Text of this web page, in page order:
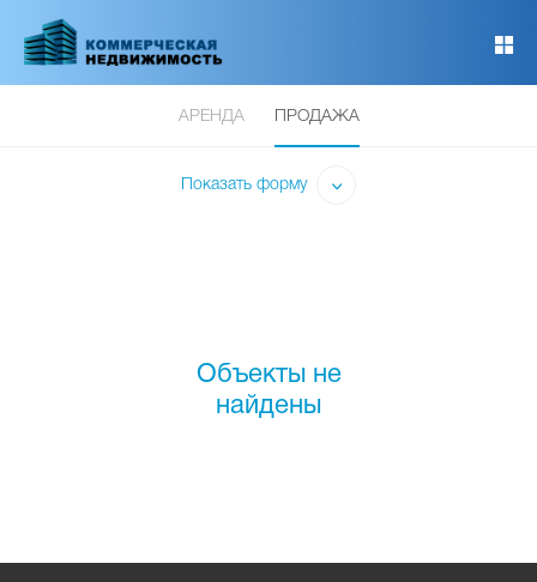
основному
АРЕНДА ПРОДАЖА
Показать форму
Объекты не
найдены